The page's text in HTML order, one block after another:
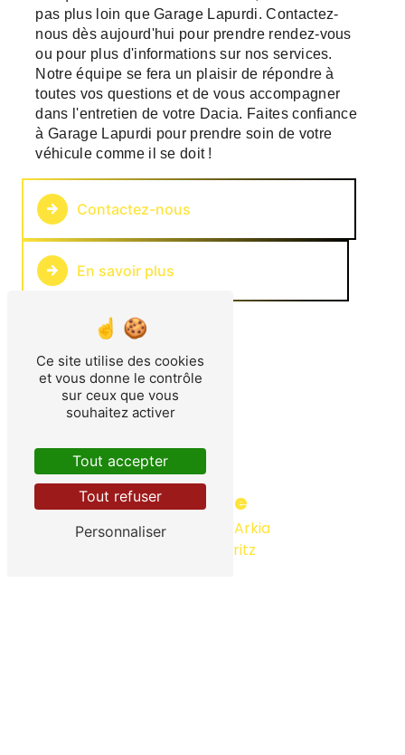
pas plus loin que Garage Lapurdi. Contactez-
nous dès aujourd'hui pour prendre rendez-vous
ou pour plus d'informations sur nos services.
Notre équipe se fera un plaisir de répondre à
toutes vos questions et de vous accompagner
dans l'entretien de votre Dacia. Faites confiance
à Garage Lapurdi pour prendre soin de votre
véhicule comme il se doit !
En savoir plus
Contactez-nous
Adresse
64 Impasse d'Arkia
64480 Ustaritz
Ce site utilise des cookies
et vous donne le contrôle
sur ceux que vous
souhaitez activer
Tout accepter
Tout refuser
Personnaliser